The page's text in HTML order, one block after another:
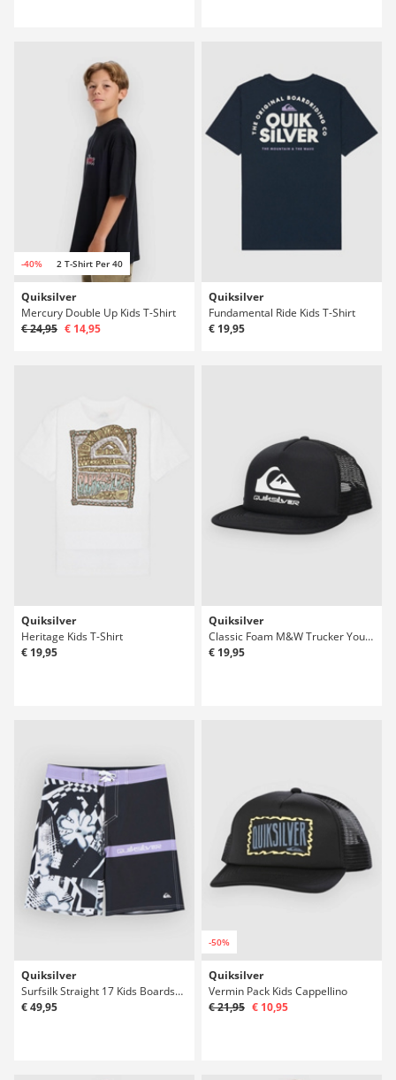
-40% 2 T-Shirt Per 40
Quiksilver
Mercury Double Up Kids T-Shirt
€ 24,95 € 14,95
Quiksilver
Fundamental Ride Kids T-Shirt
€ 19,95
Quiksilver
Heritage Kids T-Shirt
€ 19,95
Quiksilver
Classic Foam M&W Trucker Youth Kids Cappellino
€ 19,95
Quiksilver
Surfsilk Straight 17 Kids Boardshorts
€ 49,95
-50%
Quiksilver
Vermin Pack Kids Cappellino
€ 21,95 € 10,95